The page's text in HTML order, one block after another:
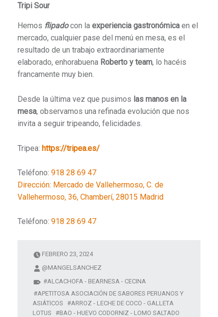
Tripi Sour
Hemos flipadocon la experiencia gastronómicaen el
mercado, cualquier pase del menú en mesa, es el
resultado de un trabajo extraordinariamente
elaborado, enhorabuena Roberto y team, lo hacéis
francamente muy bien.
Desde la última vez que pusimos las manos en la
mesa, observamos una refinada evolución que nos
invita a seguir tripeando, felicidades.
Tripea: https://tripea.es/
Teléfono: 918 28 69 47
Dirección: Mercado de Vallehermoso, C. de
Vallehermoso, 36, Chamberí, 28015 Madrid
Teléfono: 918 28 69 47
FEBRERO 23, 2024
@MANGELSANCHEZ
ALCACHOFA - BEARNESA - CECINA
APETITOSA ASOCIACIÓN DE SABORES PERUANOS Y
ASIÁTICOS
ARROZ - LECHE DE COCO - GALLETA
LOTUS
BAO - HUEVO CODORNIZ - LOMO SALTADO